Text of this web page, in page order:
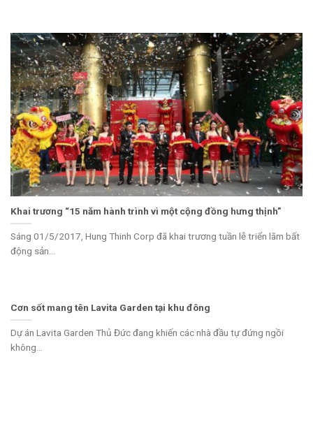
Khai trương “15 năm hành trình vì một cộng đồng hưng thịnh”
Sáng 01/5/2017, Hung Thinh Corp đã khai trương tuần lễ triển lãm bất
động sản...
Cơn sốt mang tên Lavita Garden tại khu đông
Dự án Lavita Garden Thủ Đức đang khiến các nhà đầu tự đứng ngồi
không...